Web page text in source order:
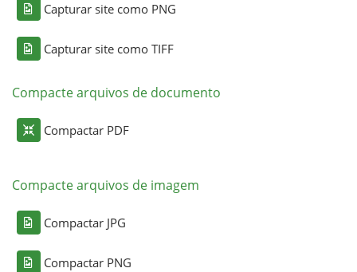
Capturar site como PNG
Capturar site como TIFF
Compacte arquivos de documento
Compactar PDF
Compacte arquivos de imagem
Compactar JPG
Compactar PNG